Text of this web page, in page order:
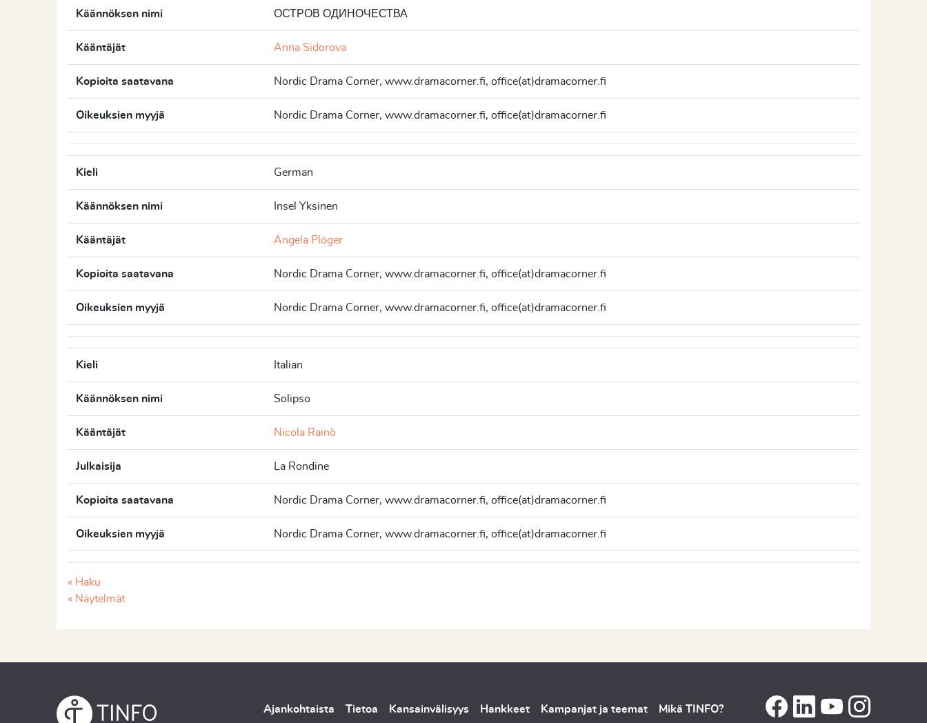
Käännöksen nimi ОСТРОВ ОДИНОЧЕСТВА
Kääntäjät Anna Sidorova
Kopioita saatavana Nordic Drama Corner, www.dramacorner.fi, office(at)dramacorner.fi
Oikeuksien myyjä Nordic Drama Corner, www.dramacorner.fi, office(at)dramacorner.fi
Kieli German
Käännöksen nimi Insel Yksinen
Kääntäjät Angela Plöger
Kopioita saatavana Nordic Drama Corner, www.dramacorner.fi, office(at)dramacorner.fi
Oikeuksien myyjä Nordic Drama Corner, www.dramacorner.fi, office(at)dramacorner.fi
Kieli Italian
Käännöksen nimi Solipso
Kääntäjät Nicola Rainò
Julkaisija La Rondine
Kopioita saatavana Nordic Drama Corner, www.dramacorner.fi, office(at)dramacorner.fi
Oikeuksien myyjä Nordic Drama Corner, www.dramacorner.fi, office(at)dramacorner.fi
« Haku
« Näytelmät
Ajankohtaista Tietoa Kansainvälisyys Hankkeet Kampanjat ja teemat Mikä TINFO?